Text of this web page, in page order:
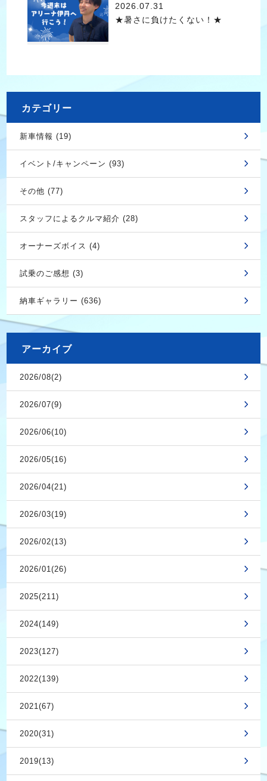
2026.07.31
★暑さに負けたくない！★
カテゴリー
新車情報 (19)
イベント/キャンペーン (93)
その他 (77)
スタッフによるクルマ紹介 (28)
オーナーズボイス (4)
試乗のご感想 (3)
納車ギャラリー (636)
アーカイブ
2026/08(2)
2026/07(9)
2026/06(10)
2026/05(16)
2026/04(21)
2026/03(19)
2026/02(13)
2026/01(26)
2025(211)
2024(149)
2023(127)
2022(139)
2021(67)
2020(31)
2019(13)